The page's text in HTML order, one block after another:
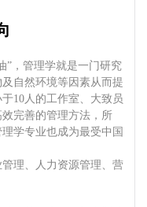
”，管理学就是一门研究
自然环境等因素从而提
10人的工作室、大致员
完善的管理方法，所
学专业也成为最受中国
管理、人力资源管理、营